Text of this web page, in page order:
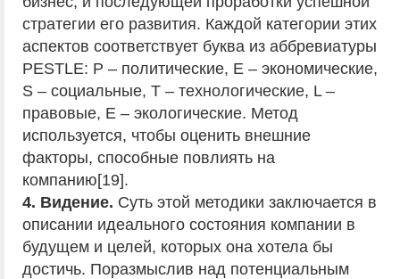
стратегии его развития. Каждой категории этих
аспектов соответствует буква из аббревиатуры
PESTLE: P – политические, E – экономические,
S – социальные, T – технологические, L –
правовые, E – экологические. Метод
используется, чтобы оценить внешние
факторы, способные повлиять на
компанию[19].
4. Видение. Суть этой методики заключается в
описании идеального состояния компании в
будущем и целей, которых она хотела бы
достичь. Поразмыслив над потенциальным